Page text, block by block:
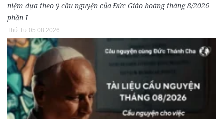
niệm dựa theo ý cầu nguyện của Đức Giáo hoàng tháng 8/2026
phần I
Thứ Tư 05.08.2026